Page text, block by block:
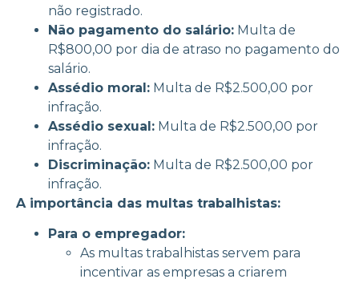
não registrado.
Não pagamento do salário: Multa de
R$800,00 por dia de atraso no pagamento do
salário.
Assédio moral: Multa de R$2.500,00 por
infração.
Assédio sexual: Multa de R$2.500,00 por
infração.
Discriminação: Multa de R$2.500,00 por
infração.
A importância das multas trabalhistas:
Para o empregador:
As multas trabalhistas servem para
incentivar as empresas a criarem